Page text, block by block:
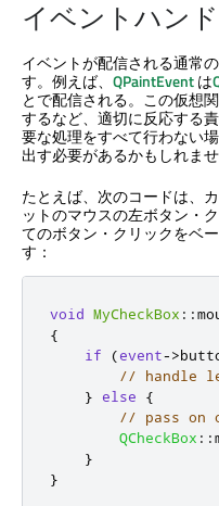
イベントハン
イベントが配信される通常
す。例えば、 QPaintEventは
とで配信される。この仮想
するなど、適切に反応する
要な処理をすべて行わない
出す必要があるかもしれませ
たとえば、次のコードは、
ットのマウスの左ボタン・
てのボタン・クリックをベ
す：
void MyCheckBox ::
{
if
(event->
// handle
} else
{
// pass on
QCheckBox ::
}
}